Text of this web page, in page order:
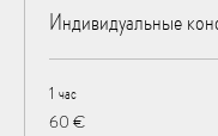
Индивидуальные
1 час
60
евро
60 €